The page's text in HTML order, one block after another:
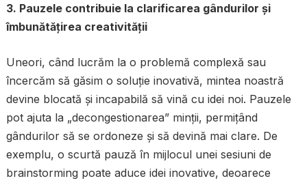
3. Pauzele contribuie la clarificarea gândurilor și
îmbunătățirea creativității
Uneori, când lucrăm la o problemă complexă sau
încercăm să găsim o soluție inovativă, mintea noastră
devine blocată și incapabilă să vină cu idei noi. Pauzele
pot ajuta la „decongestionarea” minții, permițând
gândurilor să se ordoneze și să devină mai clare. De
exemplu, o scurtă pauză în mijlocul unei sesiuni de
brainstorming poate aduce idei inovative, deoarece